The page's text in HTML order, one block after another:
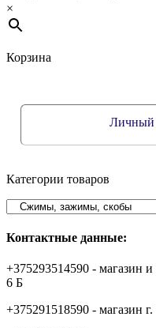
×
Корзина
Личный
Категории товаров
Контактные данные:
+375293514590 - магазин
6 Б
+375291518590 - магазин